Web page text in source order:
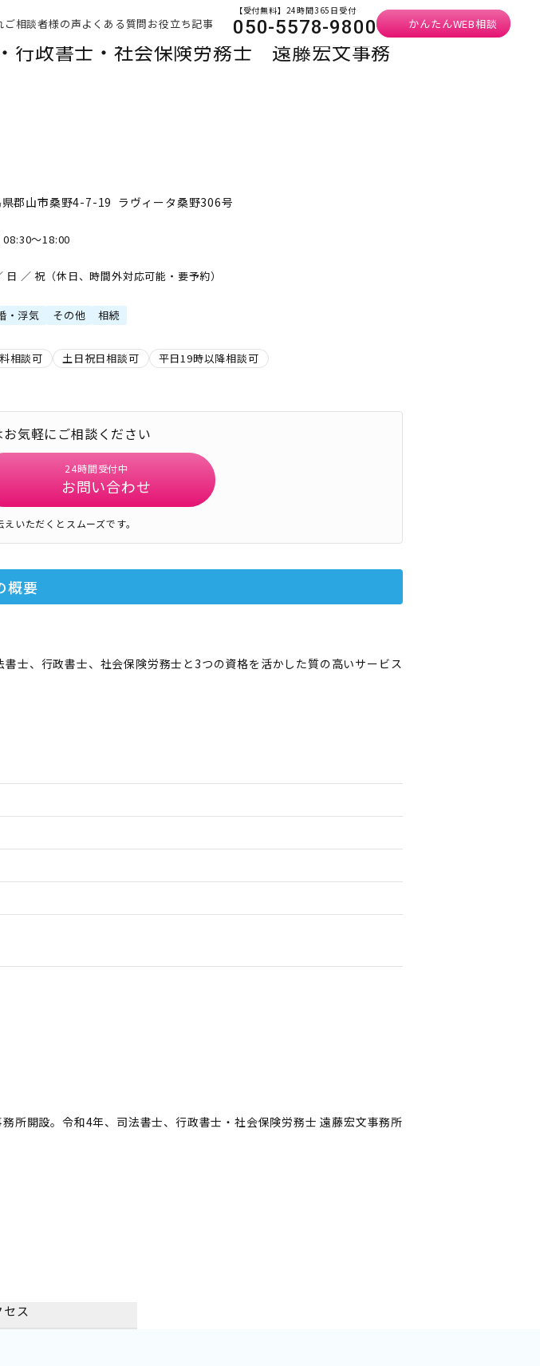
ご相談者様の声よくある質問お役立ち記事
【受付無料】24時間365日受付
050-5578-9800 かんたんWEB相談
行政書士・社会保険労務士 遠藤宏文事務
郡山市桑野4-7-19 ラヴィータ桑野306号
08:30～18:00
日 ／ 祝（休日、時間外対応可能・要予約）
・浮気 その他 相続
相談可 土日祝日相談可 平日19時以降相談可
お気軽にご相談ください
24時間受付中
お問い合わせ
いただくとスムーズです。
概要
士、行政書士、社会保険労務士と3つの資格を活かした質の高いサービス
所開設。令和4年、司法書士、行政書士・社会保険労務士 遠藤宏文事務所
セス